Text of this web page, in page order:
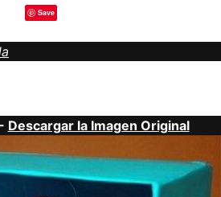
Save
Descargar la Imagen Original